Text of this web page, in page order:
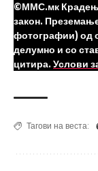
©ММС.мк
закон.
фотографии) од
делумно и со
цитира. Услови
Тагови на веста: